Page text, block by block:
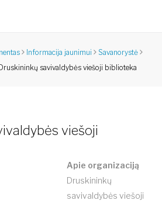
Informacija jaunimui
Savanorystė
Druskininkų savivaldybės viešoji biblioteka
viešoji
Apie organizaciją
Druskininkų
savivaldybės viešoji